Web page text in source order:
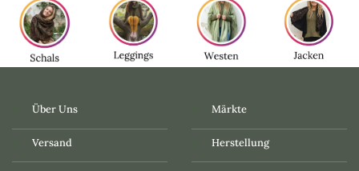
Über Uns
Versand
Märkte
Herstellung